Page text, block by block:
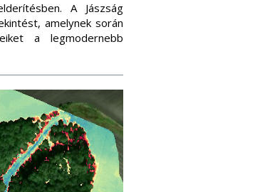
A Jászság
amelynek során
a legmodernebb